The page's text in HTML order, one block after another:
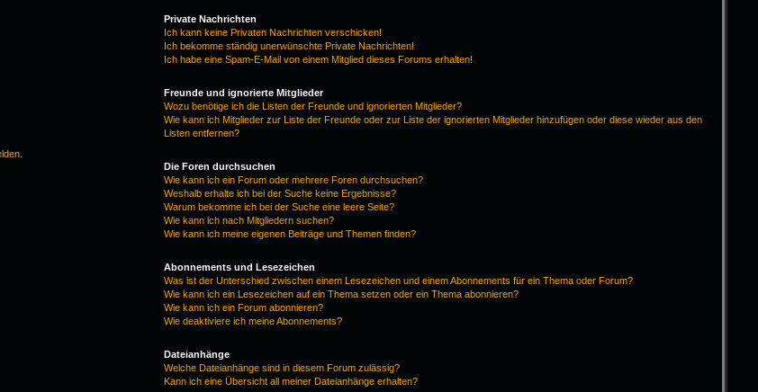
Private Nachrichten
Ich kann keine Privaten Nachrichten verschicken!
Ich bekomme ständig unerwünschte Private Nachrichten!
Ich habe eine Spam-E-Mail von einem Mitglied dieses Forums erhalten!
Freunde und ignorierte Mitglieder
Wozu benötige ich die Listen der Freunde und ignorierten Mitglieder?
Wie kann ich Mitglieder zur Liste der Freunde oder zur Liste der ignorierten Mitglieder hinzufügen oder diese wieder aus den
Listen entfernen?
Die Foren durchsuchen
Wie kann ich ein Forum oder mehrere Foren durchsuchen?
Weshalb erhalte ich bei der Suche keine Ergebnisse?
Warum bekomme ich bei der Suche eine leere Seite?
Wie kann ich nach Mitgliedern suchen?
Wie kann ich meine eigenen Beiträge und Themen finden?
Abonnements und Lesezeichen
Was ist der Unterschied zwischen einem Lesezeichen und einem Abonnements für ein Thema oder Forum?
Wie kann ich ein Lesezeichen auf ein Thema setzen oder ein Thema abonnieren?
Wie kann ich ein Forum abonnieren?
Wie deaktiviere ich meine Abonnements?
Dateianhänge
Welche Dateianhänge sind in diesem Forum zulässig?
Kann ich eine Übersicht all meiner Dateianhänge erhalten?